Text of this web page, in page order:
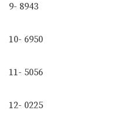
9- 8943
10- 6950
11- 5056
12- 0225